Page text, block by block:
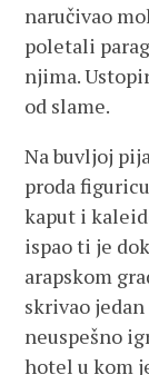
naručivao
poletali
njima.
od slame.
Na buvljoj
proda
kaput i
ispao ti je
arapskom
skrivao
neuspešno
hotel u kom